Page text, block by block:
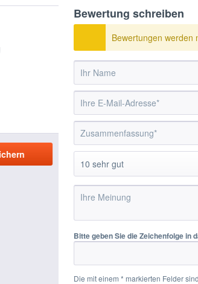
Bewertung schreiben
Bewertungen werden
Bitte geben Sie die Zeichenfolge in
Die mit einem * markierten Felder